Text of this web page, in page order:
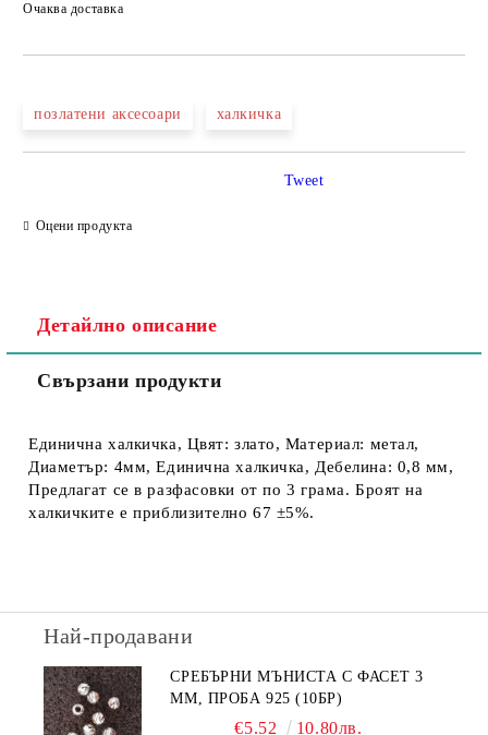
Очаква доставка
позлатени аксесоари халкичка
Оцени продукта
Tweet
Детайлно описание
Свързани продукти
Единична халкичка, Цвят: злато, Материал: метал,
Диаметър: 4мм, Единична халкичка, Дебелина: 0,8 мм,
Предлагат се в разфасовки от по 3 грама. Броят на
халкичките е приблизително 67 ±5%.
Най-продавани
СРЕБЪРНИ МЪНИСТА С ФАСЕТ 3
ММ, ПРОБА 925 (10БР)
€5.52 10.80лв.